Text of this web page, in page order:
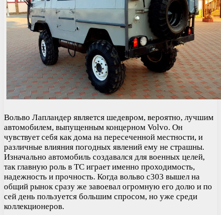
Вольво Лапландер является шедевром, вероятно, лучшим
автомобилем, выпущенным концерном Volvo. Он
чувствует себя как дома на пересеченной местности, и
различные влияния погодных явлений ему не страшны.
Изначально автомобиль создавался для военных целей,
так главную роль в ТС играет именно проходимость,
надежность и прочность. Когда вольво с303 вышел на
общий рынок сразу же завоевал огромную его долю и по
сей день пользуется большим спросом, но уже среди
коллекционеров.